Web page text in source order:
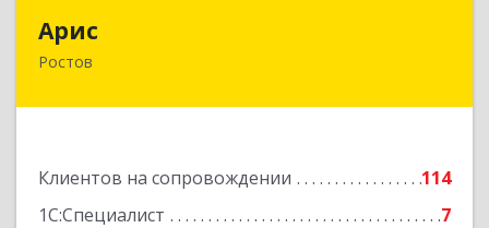
Арис
Ростов
Клиентов на сопровождении
114
1С:Специалист
7